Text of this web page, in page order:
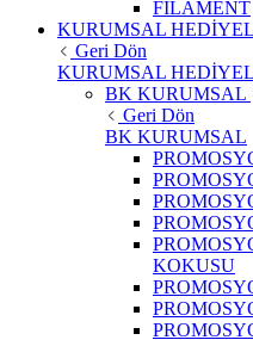
FİLAMENT
KURUMSAL
Geri Dön
KURUMSAL
BK KURUMSAL
Geri Dön
BK KURUMSAL
KOKUSU